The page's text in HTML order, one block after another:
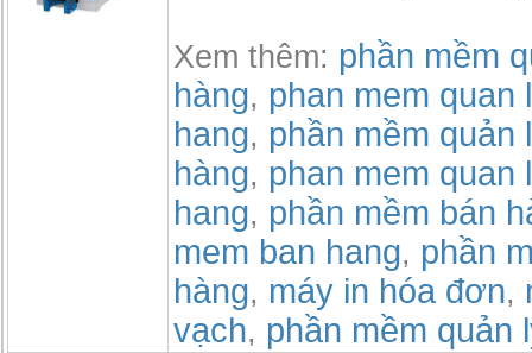
Xem thêm: phần mềm
hàng, phan mem quan
hang, phần mềm quản
hàng, phan mem quan
hang, phần mềm bán
mem ban hang, phần
hàng, máy in hóa đơn,
vạch, phần mềm quản